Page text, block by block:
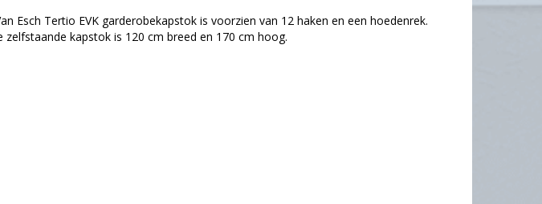
Esch Tertio EVK garderobekapstok is voorzien van 12 haken en een hoedenrek.
zelfstaande kapstok is 120 cm breed en 170 cm hoog.